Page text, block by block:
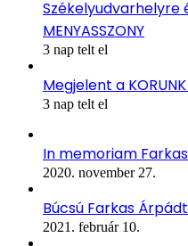
Székelyudvarhelyre
MENYASSZONY
3 nap telt el
Megjelent a
3 nap telt el
In memoriam
2020. november 27.
Búcsú Farkas
2021. február 10.